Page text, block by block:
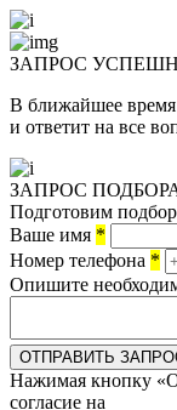
ЗАПРОС
В ближайшее
и ответит на все
ЗАПРОС
Подготовим подбор
Ваше имя *
Номер телефона *
Опишите
ОТПРАВИТЬ
Нажимая кнопку
согласие на